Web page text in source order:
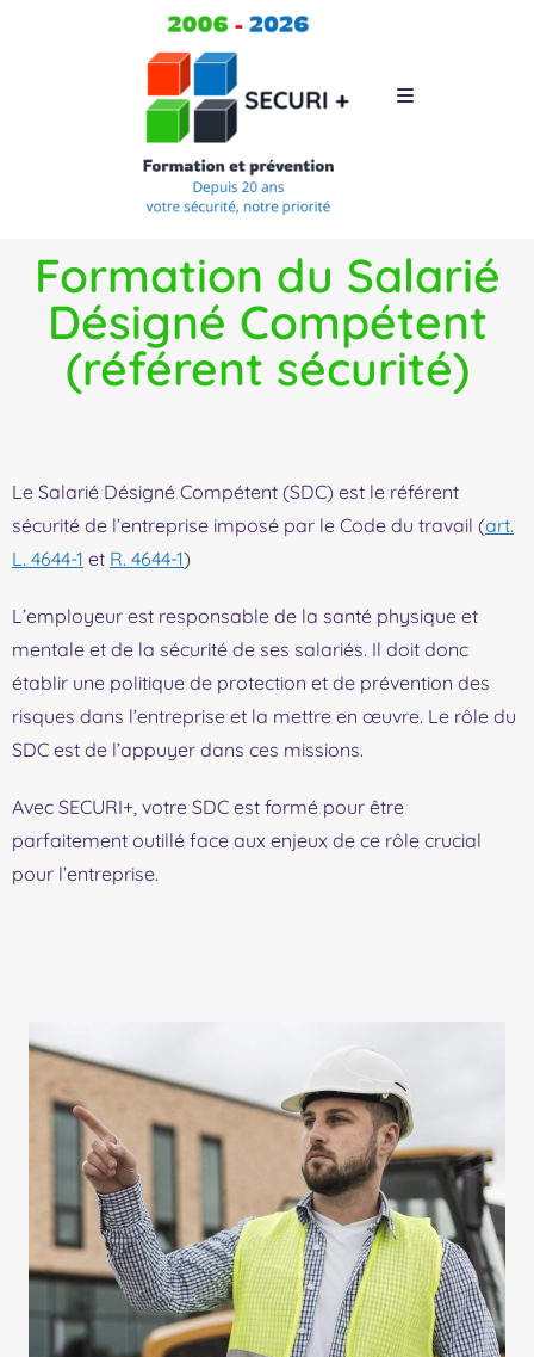
Formation du Salarié
Désigné Compétent
(référent sécurité)
Le Salarié Désigné Compétent (SDC) est le référent
sécurité de l’entreprise imposé par le Code du travail (art.
L. 4644-1 et R. 4644-1)
L’employeur est responsable de la santé physique et
mentale et de la sécurité de ses salariés. Il doit donc
établir une politique de protection et de prévention des
risques dans l’entreprise et la mettre en œuvre. Le rôle du
SDC est de l’appuyer dans ces missions.
Avec SECURI+, votre SDC est formé pour être
parfaitement outillé face aux enjeux de ce rôle crucial
pour l’entreprise.